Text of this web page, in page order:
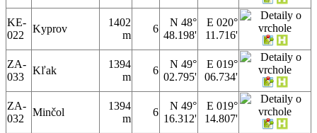
KE-
022
Kyprov
1402
m
6
N 48°
48.198'
E 020°
11.716'
ZA-
033
Kľak
1394
m
6
N 49°
02.795'
E 019°
06.734'
ZA-
032
Minčol
1394
m
6
N 49°
16.312'
E 019°
14.807'